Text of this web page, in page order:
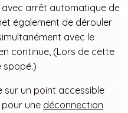
avec arrêt automatique de
également de dérouler
avec le
continue, (Lors de cette
spopé.)
sur un point accessible
pour une déconnection